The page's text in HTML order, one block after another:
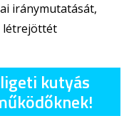
iránymutatását,
létrejöttét
kutyás